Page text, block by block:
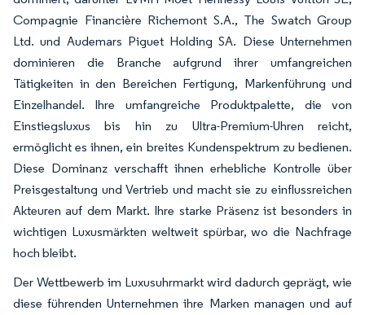
Compagnie Financière Richemont S.A., The Swatch Group
Ltd. und Audemars Piguet Holding SA. Diese Unternehmen
dominieren die Branche aufgrund ihrer umfangreichen
Tätigkeiten in den Bereichen Fertigung, Markenführung und
Einzelhandel. Ihre umfangreiche Produktpalette, die von
Einstiegsluxus bis hin zu Ultra-Premium-Uhren reicht,
ermöglicht es ihnen, ein breites Kundenspektrum zu bedienen.
Diese Dominanz verschafft ihnen erhebliche Kontrolle über
Preisgestaltung und Vertrieb und macht sie zu einflussreichen
Akteuren auf dem Markt. Ihre starke Präsenz ist besonders in
wichtigen Luxusmärkten weltweit spürbar, wo die Nachfrage
hoch bleibt.
Der Wettbewerb im Luxusuhrmarkt wird dadurch geprägt, wie
diese führenden Unternehmen ihre Marken managen und auf